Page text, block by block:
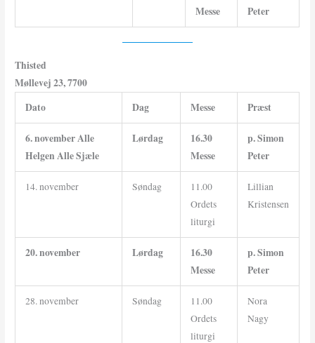
Messe
Peter
Thisted
Møllevej 23, 7700
Dato
Dag Messe Præst
6. novemberAlle
Helgen Alle Sjæle
Lørdag
16.30
Messe
p. Simon
Peter
14. november Søndag
11.00
Ordets
liturgi
Lillian
Kristensen
20. november Lørdag
16.30
Messe
p. Simon
Peter
28. november Søndag
11.00
Ordets
liturgi
Nora
Nagy